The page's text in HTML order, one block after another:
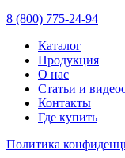
8 (800) 775-24-94
Каталог
Продукция
О нас
Статьи и
Контакты
Где купить
Политика